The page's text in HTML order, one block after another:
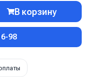
В корзину
98